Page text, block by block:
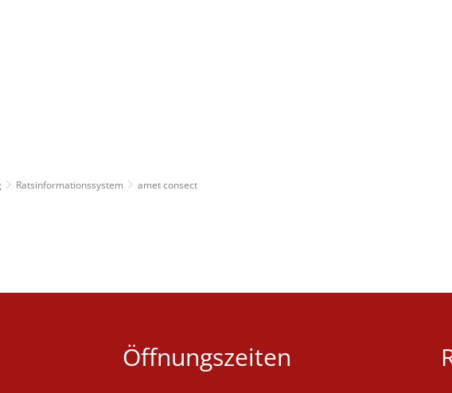
Ratsinformationssystem amet consect
Öffnungszeiten